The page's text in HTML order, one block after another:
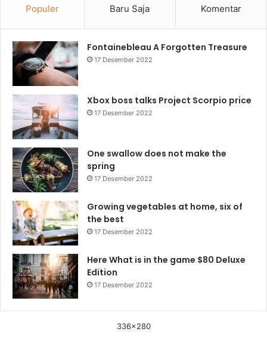
Populer Baru Saja Komentar
Fontainebleau A Forgotten Treasure
17 Desember 2022
Xbox boss talks Project Scorpio price
17 Desember 2022
One swallow does not make the
spring
17 Desember 2022
Growing vegetables at home, six of
the best
17 Desember 2022
Here What is in the game $80 Deluxe
Edition
17 Desember 2022
336x280